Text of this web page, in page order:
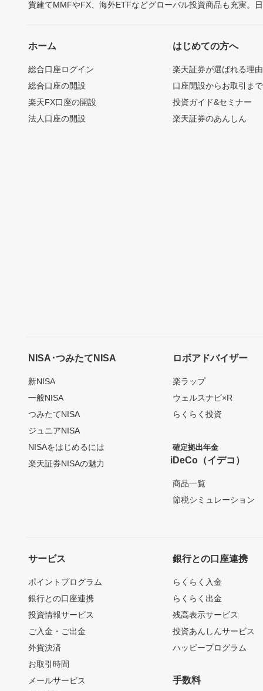
貨建てMMFやFX、海外ETFなどグローバル投資商品も充実。
ホーム
総合口座ログイン
総合口座の開設
楽天FX口座の開設
法人口座の開設
はじめての方へ
楽天証券が選ばれる理由
口座開設からお取引ま
投資ガイド&セミナー
楽天証券のあんしん
NISA･つみたてNISA
新NISA
一般NISA
つみたてNISA
ジュニアNISA
NISAをはじめるには
楽天証券NISAの魅力
ロボアドバイザー
楽ラップ
ウェルスナビ×R
らくらく投資
確定拠出年金
iDeCo（イデコ）
商品一覧
節税シミュレーション
サービス
ポイントプログラム
銀行との口座連携
投資情報サービス
ご入金・ご出金
外貨決済
お取引時間
メールサービス
銀行との口座連携
らくらく入金
らくらく出金
残高表示サービス
投資あんしんサービス
ハッピープログラム
手数料